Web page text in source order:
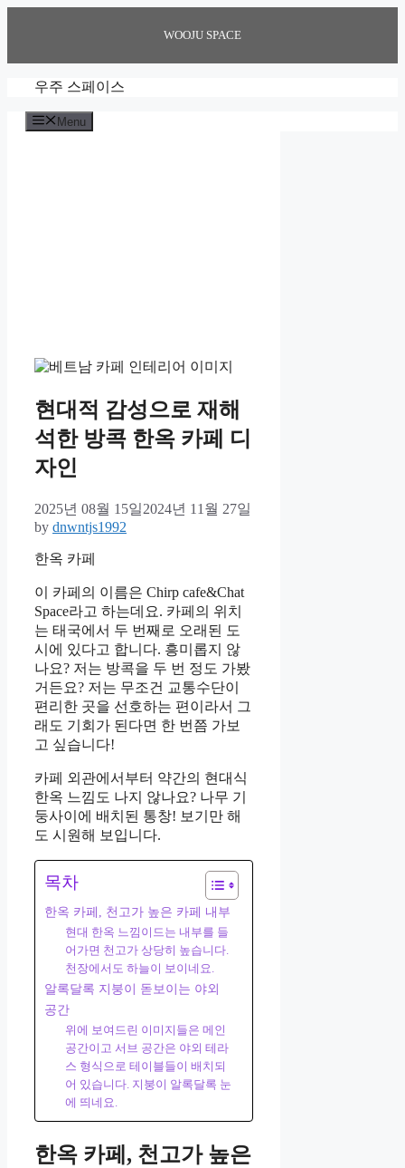
WOOJU SPACE
우주 스페이스
Menu
현대적 감성으로 재해
석한 방콕 한옥 카페 디
자인
2025년 08월 15일2024년 11월 27일
by dnwntjs1992
한옥 카페
이 카페의 이름은 Chirp cafe&Chat
Space라고 하는데요. 카페의 위치
는 태국에서 두 번째로 오래된 도
시에 있다고 합니다. 흥미롭지 않
나요? 저는 방콕을 두 번 정도 가봤
거든요? 저는 무조건 교통수단이
편리한 곳을 선호하는 편이라서 그
래도 기회가 된다면 한 번쯤 가보
고 싶습니다!
카페 외관에서부터 약간의 현대식
한옥 느낌도 나지 않나요? 나무 기
둥사이에 배치된 통창! 보기만 해
도 시원해 보입니다.
목차
한옥 카페, 천고가 높은 카페 내부
현대 한옥 느낌이드는 내부를 들
어가면 천고가 상당히 높습니다.
천장에서도 하늘이 보이네요.
알록달록 지붕이 돋보이는 야외
공간
위에 보여드린 이미지들은 메인
공간이고 서브 공간은 야외 테라
스 형식으로 테이블들이 배치되
어 있습니다. 지붕이 알록달록 눈
에 띄네요.
한옥 카페, 천고가 높은